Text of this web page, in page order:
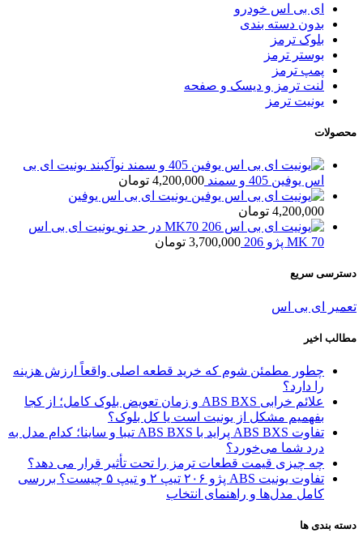
ای بی اس خودرو
بدون دسته بندی
بلوک ترمز
بوستر ترمز
پمپ ترمز
لنت ترمز و دیسک و صفحه
یونیت ترمز
محصولات
یونیت ای بی
اس یوفین 405 و سمند
4,200,000 تومان
یونیت ای بی اس یوفین
4,200,000 تومان
یونیت ای بی اس
MK 70 پژو 206
3,700,000 تومان
دسترسی سریع
تعمیر ای بی اس
مطالب اخیر
چطور مطمئن شوم که خرید قطعه اصلی واقعاً ارزش هزینه
را دارد؟
علائم خرابی ABS BXS و زمان تعویض بلوک کامل؛ از کجا
بفهمیم مشکل از یونیت است یا کل بلوک؟
تفاوت ABS BXS پراید با ABS BXS تیبا و ساینا؛ کدام مدل به
درد شما می‌خورد؟
چه چیزی قیمت قطعات ترمز را تحت تأثیر قرار می دهد؟
تفاوت یونیت ABS پژو ۲۰۶ تیپ ۲ و تیپ ۵ چیست؟ بررسی
کامل مدل‌ها و راهنمای انتخاب
دسته بندی ها